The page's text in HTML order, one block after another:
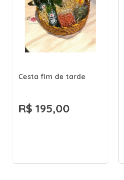
Cesta fim de tarde
R$ 195,00